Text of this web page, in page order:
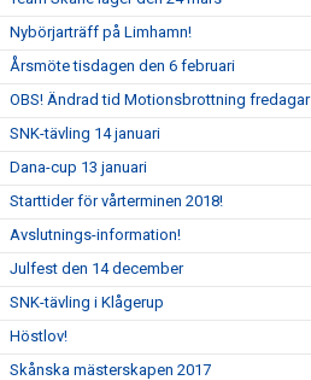
Nybörjarträff på Limhamn!
Årsmöte tisdagen den 6 februari
OBS! Ändrad tid Motionsbrottning fredagar
SNK-tävling 14 januari
Dana-cup 13 januari
Starttider för vårterminen 2018!
Avslutnings-information!
Julfest den 14 december
SNK-tävling i Klågerup
Höstlov!
Skånska mästerskapen 2017